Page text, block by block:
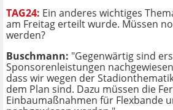
TAG24: Ein anderes wichtiges
am Freitag erteilt wurde. Müssen
werden?
Buschmann: "Gegenwärtig sind
Sponsorenleistungen
dass wir wegen der
dem Plan sind. Dazu müssen die
Einbaumaßnahmen für Flexbande